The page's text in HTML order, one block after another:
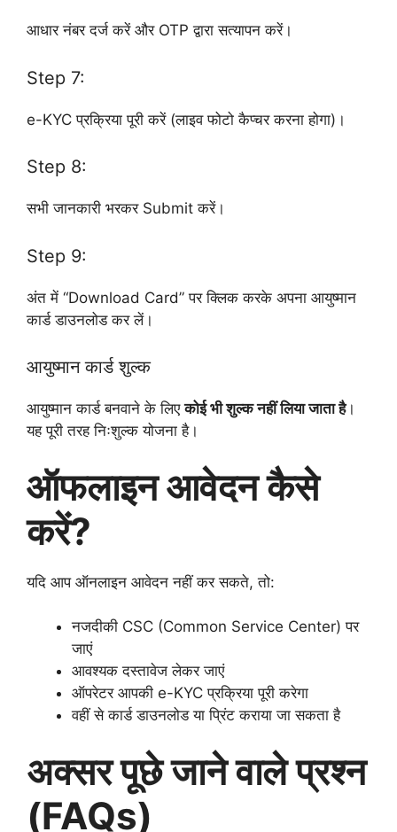
आधार नंबर दर्ज करें और OTP द्वारा सत्यापन करें।
Step 7:
e-KYC प्रक्रिया पूरी करें (लाइव फोटो कैप्चर करना होगा)।
Step 8:
सभी जानकारी भरकर Submit करें।
Step 9:
अंत में “Download Card” पर क्लिक करके अपना आयुष्मान
कार्ड डाउनलोड कर लें।
आयुष्मान कार्ड शुल्क
आयुष्मान कार्ड बनवाने के लिएकोई भी शुल्क नहीं लिया जाता है।
यह पूरी तरह निःशुल्क योजना है।
ऑफलाइन आवेदन कैसे
करें?
यदि आप ऑनलाइन आवेदन नहीं कर सकते, तो:
नजदीकी CSC (Common Service Center) पर
जाएं
आवश्यक दस्तावेज लेकर जाएं
ऑपरेटर आपकी e-KYC प्रक्रिया पूरी करेगा
वहीं से कार्ड डाउनलोड या प्रिंट कराया जा सकता है
अक्सर पूछे जाने वाले प्रश्न
(FAQs)